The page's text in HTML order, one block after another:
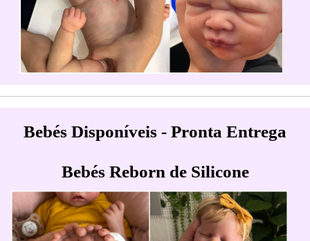
Bebés Disponíveis - Pronta Entrega
Bebés Reborn de Silicone